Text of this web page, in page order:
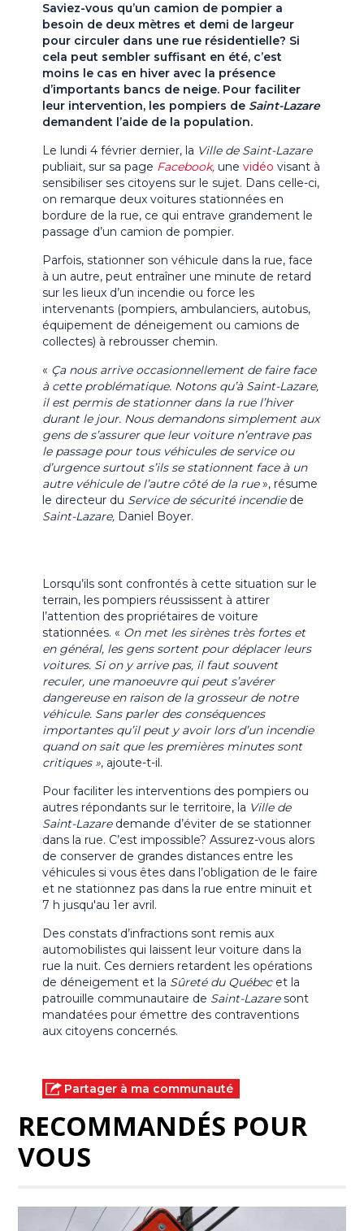
Saviez-vous qu’un camion de pompier a
besoin de deux mètres et demi de largeur
pour circuler dans une rue résidentielle? Si
cela peut sembler suffisant en été, c’est
moins le cas en hiver avec la présence
d’importants bancs de neige. Pour faciliter
leur intervention, les pompiers de Saint-Lazare
demandent l’aide de la population.
Le lundi 4 février dernier, la Ville de Saint-Lazare
publiait, sur sa page Facebook, unevidéo visant à
sensibiliser ses citoyens sur le sujet. Dans celle-ci,
on remarque deux voitures stationnées en
bordure de la rue, ce qui entrave grandement le
passage d’un camion de pompier.
Parfois, stationner son véhicule dans la rue, face
à un autre, peut entraîner une minute de retard
sur les lieux d’un incendie ou force les
intervenants (pompiers, ambulanciers, autobus,
équipement de déneigement ou camions de
collectes) à rebrousser chemin.
« Ça nous arrive occasionnellement de faire face
à cette problématique. Notons qu’à Saint-Lazare,
il est permis de stationner dans la rue l’hiver
durant le jour. Nous demandons simplement aux
gens de s’assurer que leur voiture n’entrave pas
le passage pour tous véhicules de service ou
d’urgence surtout s’ils se stationnent face à un
autre véhicule de l’autre côté de la rue», résume
le directeur du Service de sécurité incendiede
Saint-Lazare, Daniel Boyer.
Lorsqu’ils sont confrontés à cette situation sur le
terrain, les pompiers réussissent à attirer
l’attention des propriétaires de voiture
stationnées. « On met les sirènes très fortes et
en général, les gens sortent pour déplacer leurs
voitures. Si on y arrive pas, il faut souvent
reculer, une manoeuvre qui peut s’avérer
dangereuse en raison de la grosseur de notre
véhicule. Sans parler des conséquences
importantes qu’il peut y avoir lors d’un incendie
quand on sait que les premières minutes sont
critiques », ajoute-t-il.
Pour faciliter les interventions des pompiers ou
autres répondants sur le territoire, la Ville de
Saint-Lazare demande d’éviter de se stationner
dans la rue. C’est impossible? Assurez-vous alors
de conserver de grandes distances entre les
véhicules si vous êtes dans l’obligation de le faire
et ne stationnez pas dans la rue entre minuit et
7 h jusqu'au 1er avril.
Des constats d’infractions sont remis aux
automobilistes qui laissent leur voiture dans la
rue la nuit. Ces derniers retardent les opérations
de déneigement et la Sûreté du Québecet la
patrouille communautaire de Saint-Lazaresont
mandatées pour émettre des contraventions
aux citoyens concernés.
Partager à ma communauté
RECOMMANDÉS POUR
VOUS